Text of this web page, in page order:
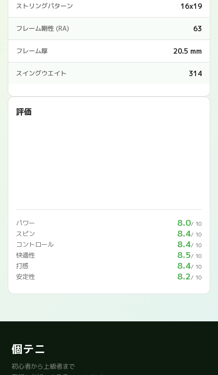
ストリングパターン 16x19
フレーム剛性 (RA) 63
フレーム厚 20.5 mm
スイングウエイト 314
評価
パワー 8.0/ 10
スピン 8.4/ 10
コントロール 8.4/ 10
快適性 8.5/ 10
打感 8.4/ 10
安定性 8.2/ 10
個テニ
初心者から上級者まで